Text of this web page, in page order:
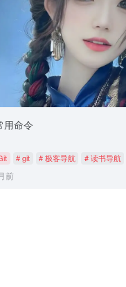
用命令
# git # 极客导航 # 读书导航
前